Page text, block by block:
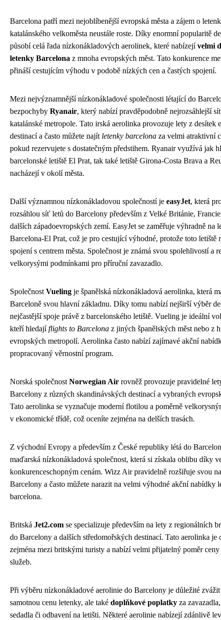
Barcelona patří mezi nejoblíbenější evropská města a zájem o
katalánského velkoměsta neustále roste. Díky enormní popularitě
působí celá řada nízkonákladových aerolinek, které nabízejívelmi
letenky Barcelona z mnoha evropských měst. Tato konkurence
přináší cestujícím výhodu v podobě nízkých cen a častých spojení.
Mezi nejvýznamnější nízkonákladové společnosti létající do
bezpochyby Ryanair, který nabízí pravděpodobně nejrozsáhlejší
katalánské metropole. Tato irská aerolinka provozuje lety z desítek
destinací a často můžete najít letenky barcelona za velmi atraktivní
pokud rezervujete s dostatečným předstihem. Ryanair využívá jak
barcelonské letiště El Prat, tak také letiště Girona-Costa Brava a
nacházejí v okolí města.
Další významnou nízkonákladovou společností je easyJet, která
rozsáhlou síť letů do Barcelony především z Velké Británie,
dalších západoevropských zemí. EasyJet se zaměřuje výhradně na
Barcelona-El Prat, což je pro cestující výhodné, protože toto letiště
spojení s centrem města. Společnost je známá svou spolehlivostí a
velkorysými podmínkami pro příruční zavazadlo.
Společnost Vueling je španělská nízkonákladová aerolinka, která
Barceloně svou hlavní základnu. Díky tomu nabízí nejširší výběr
nejčastější spoje právě z barcelonského letiště. Vueling je ideální
kteří hledajíflights to Barcelona z jiných španělských měst nebo z
evropských metropolí. Aerolinka často nabízí zajímavé akční
propracovaný věrnostní program.
Norská společnost Norwegian Air rovněž provozuje pravidelné
Barcelony z různých skandinávských destinací a vybraných
Tato aerolinka se vyznačuje moderní flotilou a poměrně
v ekonomické třídě, což oceníte zejména na delších trasách.
Z východní Evropy a především z České republiky létá do
maďarská nízkonákladová společnost, která si získala oblibu díky
konkurenceschopným cenám. Wizz Air pravidelně rozšiřuje svou
Barcelony a často můžete narazit na velmi výhodné akční nabídky
barcelona.
Britská Jet2.com se specializuje především na lety z regionálních
do Barcelony a dalších středomořských destinací. Tato aerolinka je
zejména mezi britskými turisty a nabízí velmi přijatelný poměr
služeb.
Při výběru nízkonákladové aerolinie do Barcelony je důležité
samotnou cenu letenky, ale také doplňkové poplatky za
sedadla či odbavení na letišti. Některé aerolinie nabízejí zdánlivě